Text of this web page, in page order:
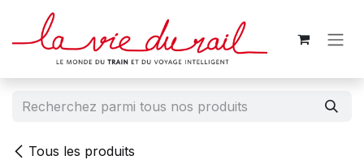
Se rendre au contenu
Tous les produits